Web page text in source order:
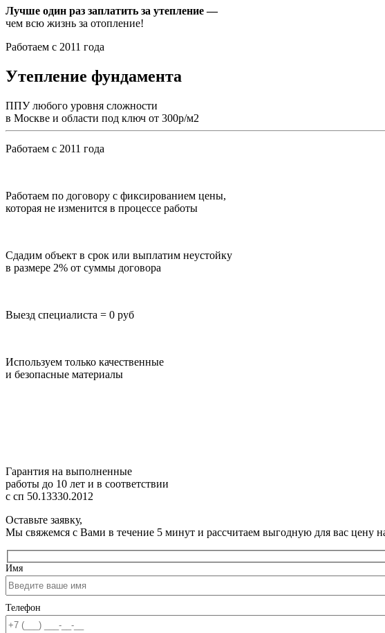
Лучше один раз заплатить за утепление —
чем всю жизнь за отопление!
Работаем с 2011 года
Утепление фундамента
ППУ любого уровня сложности
в Москве и области под ключ от 300р/м2
Работаем с 2011 года
Работаем по договору с фиксированием цены,
которая не изменится в процессе работы
Сдадим объект в срок или выплатим неустойку
в размере 2% от суммы договора
Выезд специалиста = 0 руб
Используем только качественные
и безопасные материалы
Гарантия на выполненные
работы до 10 лет и в соответствии
с сп 50.13330.2012
Оставьте заявку,
Мы свяжемся с Вами в течение 5 минут и рассчитаем выгодную для вас цену
Имя
Телефон